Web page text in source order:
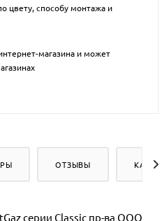
цвету, способу монтажа и
магазина и может
ОТЗЫВЫ КАК
серии Classic пр-ва OOO